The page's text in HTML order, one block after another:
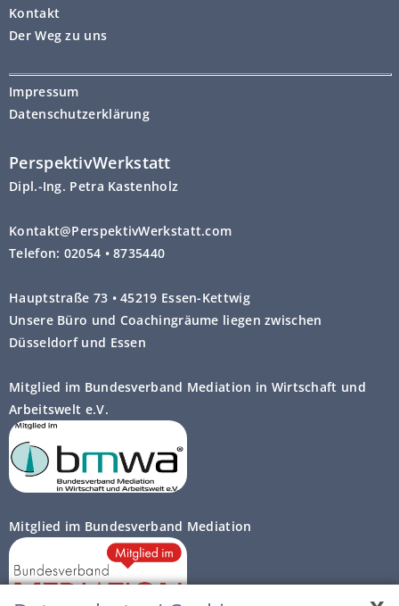
Kontakt
Der Weg zu uns
Impressum
Datenschutzerklärung
PerspektivWerkstatt
Dipl.-Ing. Petra Kastenholz
Kontakt@PerspektivWerkstatt.com
Telefon: 02054 • 8735440
Hauptstraße 73 • 45219 Essen-Kettwig
Unsere Büro und Coachingräume liegen zwischen
Düsseldorf und Essen
Mitglied im Bundesverband Mediation in Wirtschaft und
Arbeitswelt e.V.
Mitglied im Bundesverband Mediation